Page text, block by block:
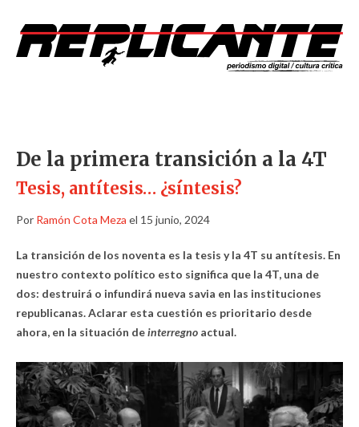
De la primera transición a la 4T
Tesis, antítesis… ¿síntesis?
Por Ramón Cota Meza el 15 junio, 2024
La transición de los noventa es la tesis y la 4T su antítesis. En
nuestro contexto político esto significa que la 4T, una de
dos: destruirá o infundirá nueva savia en las instituciones
republicanas. Aclarar esta cuestión es prioritario desde
ahora, en la situación deinterregno actual.